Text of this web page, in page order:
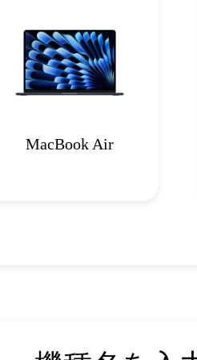
MacBook Air